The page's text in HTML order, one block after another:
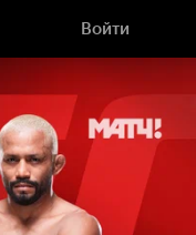
Войти